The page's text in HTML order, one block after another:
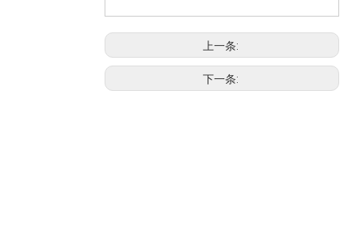
上一条:
下一条: